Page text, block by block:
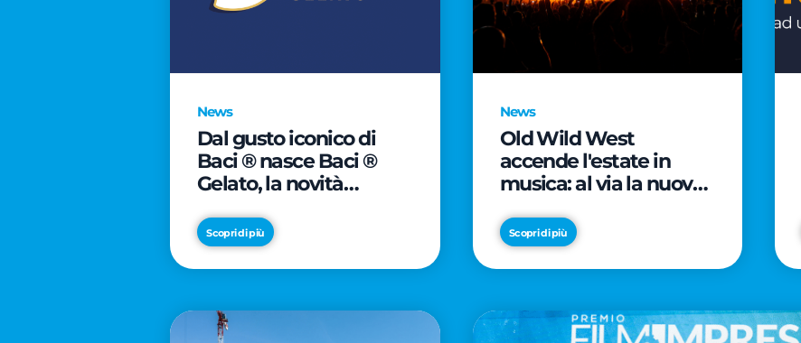
News
Dal gusto iconico di
Baci ® nasce Baci ®
Gelato, la novità
Scopri di più
News
Old Wild West
accende l'estate in
musica: al via la nuova
e le prestigiose
partnership con Radio
Italia e Live Nation
Scopri di più